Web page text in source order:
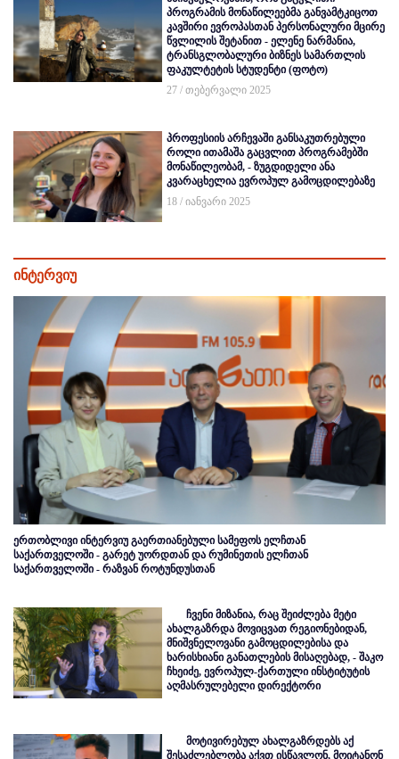
პროგრამის მონაწილეებმა განვამტკიცოთ
კავშირი ევროპასთან პერსონალური მცირე
წვლილის შეტანით - ელენე ნარმანია,
ტრანსგლობალური ბიზნეს სამართლის
ფაკულტეტის სტუდენტი (ფოტო)
27 / თებერვალი 2025
პროფესიის არჩევაში განსაკუთრებული
როლი ითამაშა გაცვლით პროგრამებში
მონაწილეობამ, - ზუგდიდელი ანა
კვარაცხელია ევროპულ გამოცდილებაზე
18 / იანვარი 2025
ინტერვიუ
ერთობლივი ინტერვიუ გაერთიანებული სამეფოს ელჩთან
საქართველოში - გარეტ უორდთან და რუმინეთის ელჩთან
საქართველოში - რაზვან როტუნდუსთან
ჩვენი მიზანია, რაც შეიძლება მეტი
ახალგაზრდა მოვიცვათ რეგიონებიდან,
მნიშვნელოვანი გამოცდილებისა და
ხარისხიანი განათლების მისაღებად, - შაკო
ჩხეიძე, ევროპულ-ქართული ინსტიტუტის
აღმასრულებელი დირექტორი
მოტივირებულ ახალგაზრდებს აქ
შესაძლებლობა აქვთ ისწავლონ, მოიტანონ